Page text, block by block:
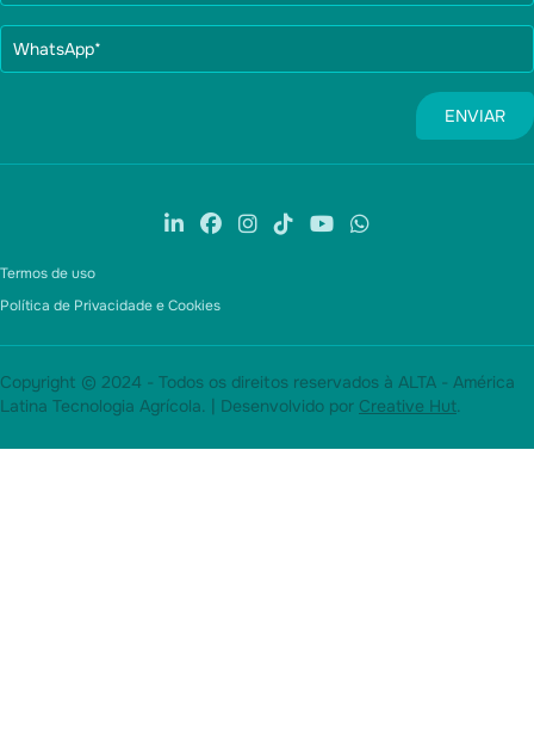
Termos de uso
Política de Privacidade e Cookies
Copyright © 2024 - Todos os direitos reservados à ALTA - América
Latina Tecnologia Agrícola. | Desenvolvido por Creative Hut.